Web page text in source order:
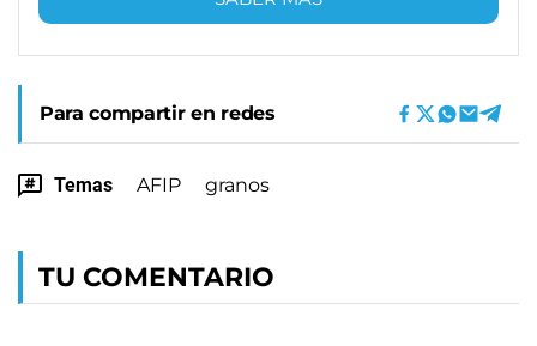
Para compartir en redes
Temas AFIP granos
TU COMENTARIO